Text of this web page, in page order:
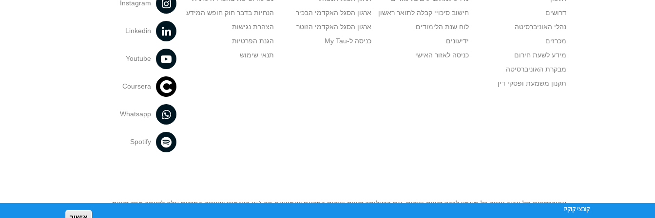
דרושים
נהלי האוניברסיטה
מכרזים
מידע לשעת חירום
מבקרת האוניברסיטה
תקנון משמעת ופסקי דין
חישוב סיכויי קבלה לתואר ראשון
לוח שנת הלימודים
ידיעונים
כניסה לאזור האישי
ארגון הסגל האקדמי הבכיר
ארגון הסגל האקדמי הזוטר
כניסה ל-My Tau
הנחיות בדבר חוק חופש המידע
הצהרת נגישות
הגנת הפרטיות
תנאי שימוש
Instagram
Linkedin
Youtube
Coursera
Whatsapp
Spotify
אוניברסיטת תל אביב עושה כל מאמץ לכבד זכויות יוצרים. אם בבעלותך זכויות יוצרים בתכנים שנמצאים פה ו/או השימוש שנעשה בתכנים אלה לדעתך מפר זכויות
שנעשה בתכנים אלה לדעתך מפר זכויות
קובצי קוקיז